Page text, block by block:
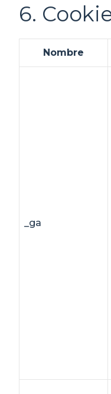
6.
Nombre
_ga